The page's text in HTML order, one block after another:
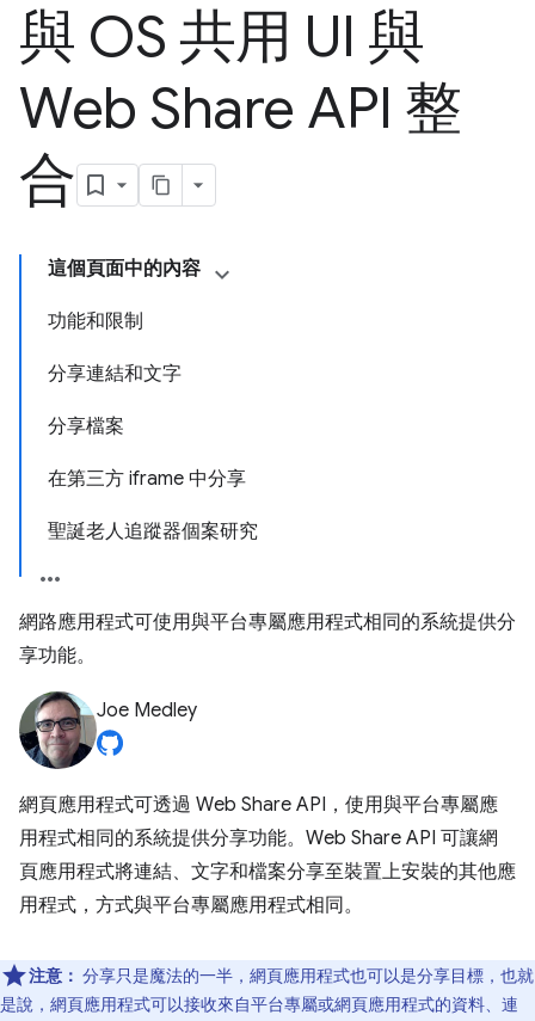
與 OS 共用 UI 與
Web Share API 整
合
這個頁面中的內容
功能和限制
分享連結和文字
分享檔案
在第三方 iframe 中分享
聖誕老人追蹤器個案研究
網路應用程式可使用與平台專屬應用程式相同的系統提供分
享功能。
Joe Medley
網頁應用程式可透過 Web Share API，使用與平台專屬應
用程式相同的系統提供分享功能。Web Share API 可讓網
頁應用程式將連結、文字和檔案分享至裝置上安裝的其他應
用程式，方式與平台專屬應用程式相同。
注意： 分享只是魔法的一半，網頁應用程式也可以是分享目標，也就
是說，網頁應用程式可以接收來自平台專屬或網頁應用程式的資料、連